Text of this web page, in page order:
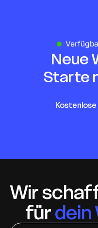
Neue
Starte
Wir
fürdein